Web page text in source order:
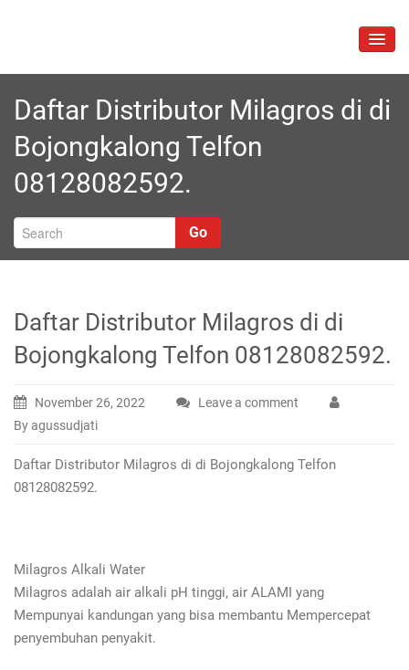
Daftar Distributor Milagros di di
Bojongkalong Telfon
08128082592.
Go
Daftar Distributor Milagros di di
Bojongkalong Telfon 08128082592.
November 26, 2022
Leave a comment
By agussudjati
Daftar Distributor Milagros di di Bojongkalong Telfon
08128082592.
Milagros Alkali Water
Milagros adalah air alkali pH tinggi, air ALAMI yang
Mempunyai kandungan yang bisa membantu Mempercepat
penyembuhan penyakit.